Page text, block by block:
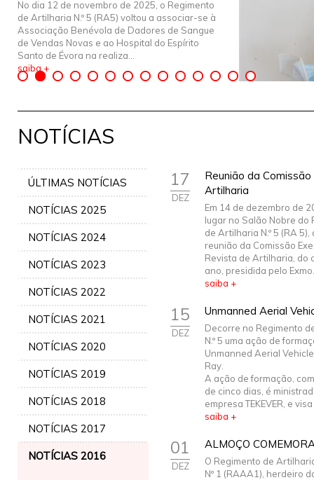
No dia 12 de novembro de 2025, o Regimento
de Artilharia N.º 5 (RA5) voltou a associar-se à
Associação Benévola de Dadores de Sangue
de Vendas Novas e ao Hospital do Espírito
Santo de Évora na realiza...
saiba +
NOTÍCIAS
ÚLTIMAS NOTÍCIAS
NOTÍCIAS 2025
NOTÍCIAS 2024
NOTÍCIAS 2023
NOTÍCIAS 2022
NOTÍCIAS 2021
NOTÍCIAS 2020
NOTÍCIAS 2019
NOTÍCIAS 2018
NOTÍCIAS 2017
NOTÍCIAS 2016
17
DEZ
Reunião da
Artilharia
Em 14 de dezembro de
lugar no Salão Nobre do
de Artilharia N.º 5 (RA 5),
reunião da Comissão
Revista de Artilharia, do
ano, presidida pelo Exmo.
saiba +
15
DEZ
Unmanned Aerial
Decorre no Regimento
N.º 5 uma ação de
Unmanned Aerial
Ray.
A ação de formação,
de cinco dias, é
empresa TEKEVER, e visa
saiba +
01
DEZ
ALMOÇO
O Regimento de
Nº 1 (RAAA1), herdeiro